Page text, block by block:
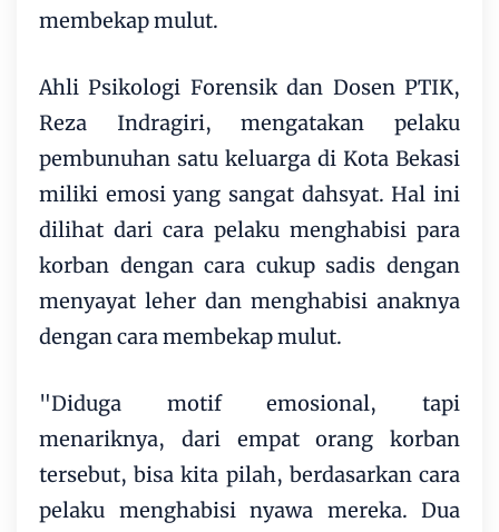
membekap mulut.
Ahli Psikologi Forensik dan Dosen PTIK,
Reza Indragiri, mengatakan pelaku
pembunuhan satu keluarga di Kota Bekasi
miliki emosi yang sangat dahsyat. Hal ini
dilihat dari cara pelaku menghabisi para
korban dengan cara cukup sadis dengan
menyayat leher dan menghabisi anaknya
dengan cara membekap mulut.
"Diduga motif emosional, tapi
menariknya, dari empat orang korban
tersebut, bisa kita pilah, berdasarkan cara
pelaku menghabisi nyawa mereka. Dua